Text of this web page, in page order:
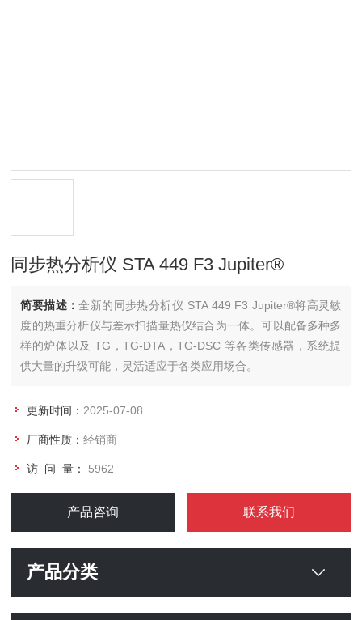
同步热分析仪 STA 449 F3 Jupiter®
简要描述：全新的同步热分析仪 STA 449 F3 Jupiter®将高灵敏
度的热重分析仪与差示扫描量热仪结合为一体。可以配备多种多
样的炉体以及 TG，TG-DTA，TG-DSC 等各类传感器，系统提
供大量的升级可能，灵活适应于各类应用场合。
更新时间： 2025-07-08
厂商性质：经销商
访 问 量： 5962
产品咨询 联系我们
产品分类